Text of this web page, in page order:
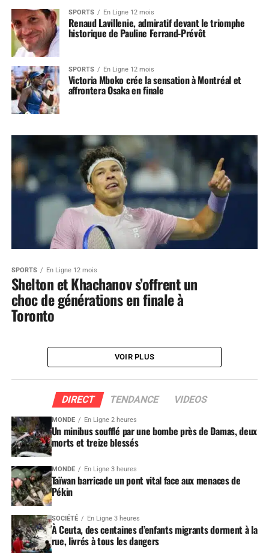
SPORTS En Ligne 12 mois
Renaud Lavillenie, admiratif devant le triomphe
historique de Pauline Ferrand-Prévôt
SPORTS En Ligne 12 mois
Victoria Mboko crée la sensation à Montréal et
affrontera Osaka en finale
SPORTS En Ligne 12 mois
Shelton et Khachanov s’offrent un
choc de générations en finale à
Toronto
VOIR PLUS
DIRECT TENDANCE VIDEOS
MONDE En Ligne 2 heures
Un minibus soufflé par une bombe près de Damas, deux
morts et treize blessés
MONDE En Ligne 3 heures
Taïwan barricade un pont vital face aux menaces de
Pékin
SOCIÉTÉ En Ligne 3 heures
À Ceuta, des centaines d’enfants migrants dorment à la
rue, livrés à tous les dangers